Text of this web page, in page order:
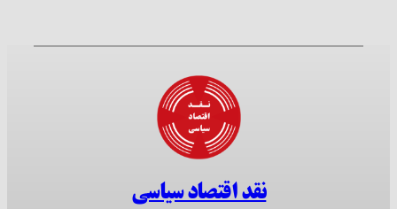
نقد اقتصاد سیاسی